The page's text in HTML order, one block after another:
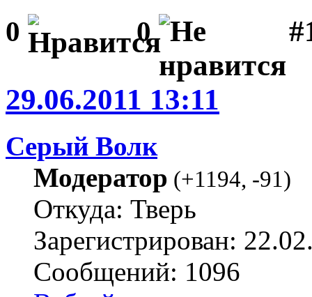
0 0
29.06.2011 13:11
Серый Волк
Модератор (+1194, -91)
Откуда: Тверь
Зарегистрирован:
Сообщений: 1096